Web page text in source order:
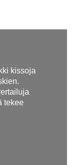
kissoja
tekee